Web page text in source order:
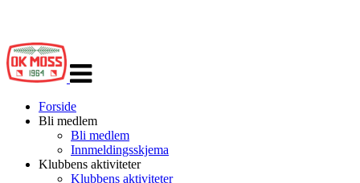
navigasjon
Forside
Bli medlem
Bli medlem
Innmeldingsskjema
Klubbens aktiviteter
Klubbens aktiviteter